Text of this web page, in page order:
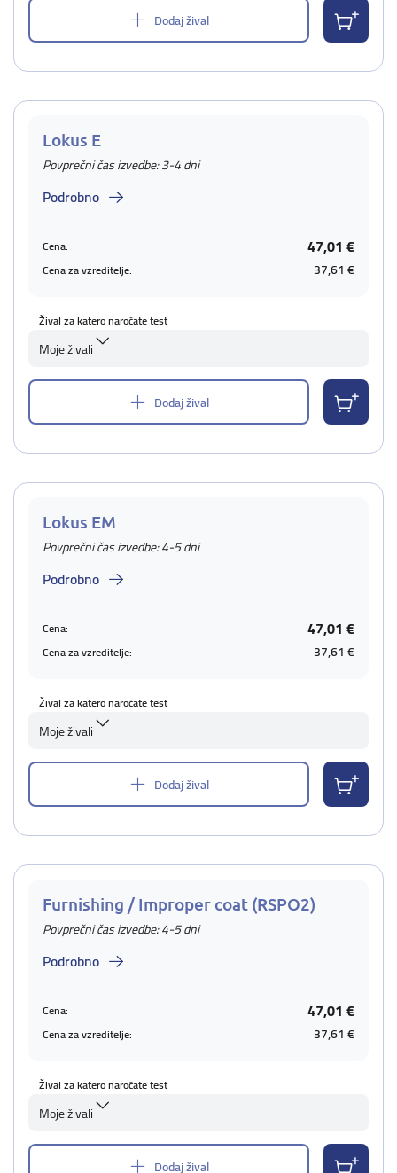
Dodaj žival
Lokus E
Povprečni čas izvedbe: 3-4 dni
Podrobno
Cena: 47,01 €
Cena za vzreditelje: 37,61 €
Žival za katero naročate test
Moje živali
Dodaj žival
Lokus EM
Povprečni čas izvedbe: 4-5 dni
Podrobno
Cena: 47,01 €
Cena za vzreditelje: 37,61 €
Žival za katero naročate test
Moje živali
Dodaj žival
Furnishing / Improper coat (RSPO2)
Povprečni čas izvedbe: 4-5 dni
Podrobno
Cena: 47,01 €
Cena za vzreditelje: 37,61 €
Žival za katero naročate test
Moje živali
Dodaj žival